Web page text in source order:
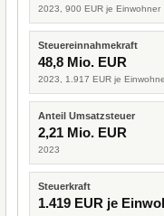
2023, 900 EUR je Einwohner
Steuereinnahmekraft
48,8 Mio. EUR
2023, 1.917 EUR je
Anteil Umsatzsteuer
2,21 Mio. EUR
2023
Steuerkraft
1.419 EUR je